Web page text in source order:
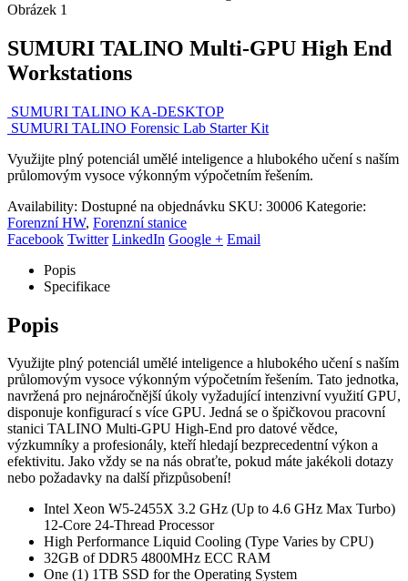
SUMURI TALINO Multi-GPU High End
Workstations
SUMURI TALINO KA-DESKTOP
SUMURI TALINO Forensic Lab Starter Kit
Využijte plný potenciál umělé inteligence a hlubokého učení s naším
průlomovým vysoce výkonným výpočetním řešením.
Availability: Dostupné na objednávku SKU: 30006 Kategorie:
Forenzní HW, Forenzní stanice
Facebook Twitter LinkedIn Google + Email
Popis
Specifikace
Popis
Využijte plný potenciál umělé inteligence a hlubokého učení s naším
průlomovým vysoce výkonným výpočetním řešením. Tato jednotka,
navržená pro nejnáročnější úkoly vyžadující intenzivní využití GPU,
disponuje konfigurací s více GPU. Jedná se o špičkovou pracovní
stanici TALINO Multi-GPU High-End pro datové vědce,
výzkumníky a profesionály, kteří hledají bezprecedentní výkon a
efektivitu. Jako vždy se na nás obraťte, pokud máte jakékoli dotazy
nebo požadavky na další přizpůsobení!
Intel Xeon W5-2455X 3.2 GHz (Up to 4.6 GHz Max Turbo)
12-Core 24-Thread Processor
High Performance Liquid Cooling (Type Varies by CPU)
32GB of DDR5 4800MHz ECC RAM
One (1) 1TB SSD for the Operating System